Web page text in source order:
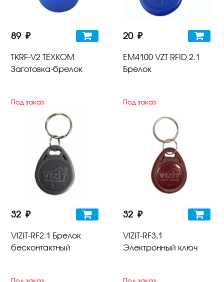
89 ₽
TKRF-V2 TEXКОМ
Заготовка-брелок
20 ₽
EM4100 VZT RFID 2.1
Брелок
Под заказ
32 ₽
VIZIT-RF2.1 Брелок
бесконтактный
Под заказ
32 ₽
VIZIT-RF3.1
Электронный ключ
Под заказ Под заказ